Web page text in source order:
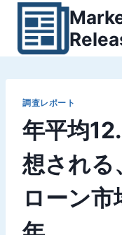
調査レポート
年平均
想される
ローン